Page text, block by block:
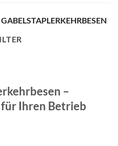
–
Ihren Betrieb